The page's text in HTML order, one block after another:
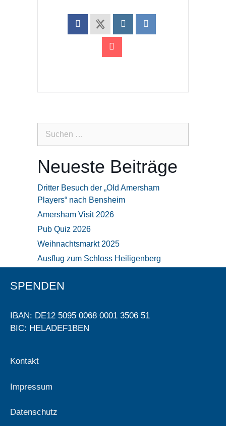
Neueste Beiträge
Dritter Besuch der „Old Amersham
Players“ nach Bensheim
Amersham Visit 2026
Pub Quiz 2026
Weihnachtsmarkt 2025
Ausflug zum Schloss Heiligenberg
SPENDEN
IBAN: DE12 5095 0068 0001 3506 51
BIC: HELADEF1BEN
Kontakt
Impressum
Datenschutz